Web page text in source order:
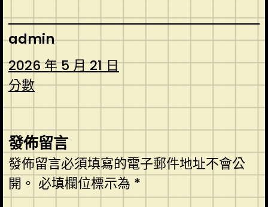
admin
2026 年 5 月 21 日
分數
發佈留言
發佈留言必須填寫的電子郵件地址不會公
開。 必填欄位標示為 *